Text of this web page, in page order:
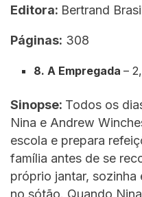
Editora: Bertrand
Páginas: 308
8. A Empregada–
Sinopse: Todos os
Nina e Andrew
escola e prepara
família antes de se
próprio jantar, sozinha
no sótão. Quando